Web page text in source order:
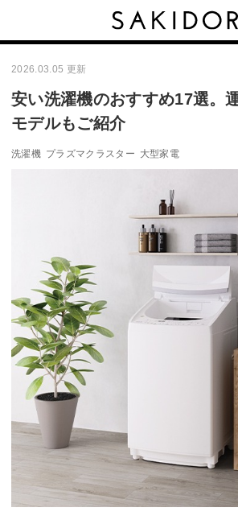
2026.03.05 更新
安い洗濯機のおすすめ17選。
モデルもご紹介
洗濯機 プラズマクラスター 大型家電